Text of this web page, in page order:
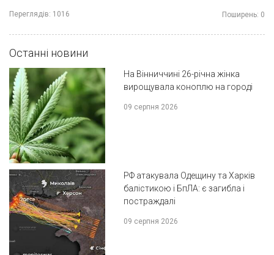
Переглядів: 1016 Поширень: 0
Останні новини
На Вінниччині 26-річна жінка
вирощувала коноплю на городі
09 серпня 2026
РФ атакувала Одещину та Харків
балістикою і БпЛА: є загибла і
постраждалі
09 серпня 2026